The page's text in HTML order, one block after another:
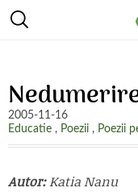
2005-11-16
Educatie , Poezii , Poezii
Autor:Katia Nanu